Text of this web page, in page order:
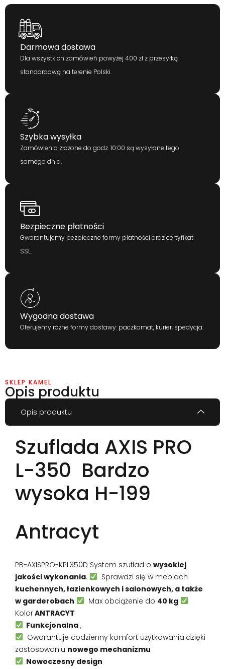
Darmowa dostawa
Dla wszystkich zamówień powyżej 400 zł z przesyłką
standardową na terenie Polski.
Szybka wysyłka
Zamówienia złożone do godz. 10:00 są wysyłane tego
samego dnia.
Bezpieczne płatności
Gwarantujemy bezpieczne formy płatności oraz certyfikat
SSL.
Wygodna dostawa
Oferujemy różne formy dostawy: paczkomat, kurier, spedycja.
SKLEP KAMEL
Opis produktu
Opis produktu
Szuflada AXIS PRO
L-350 Bardzo
wysoka H-199
Antracyt
PB-AXISPRO-KPL350D System szuflad o wysokiej
jakości wykonania.
Sprawdzi się w meblach
kuchennych, łazienkowych i salonowych, a także
w garderobach
Max obciążenie do 40 kg
KolorANTRACYT
Funkcjonalna,
Gwarantuje codzienny komfort użytkowania.dzięki
zastosowaniu nowego mechanizmu
Nowoczesny design